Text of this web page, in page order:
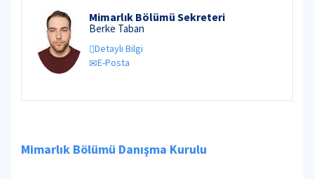
Mimarlık Bölümü Sekreteri
Berke Taban
Detaylı Bilgi
E-Posta
Mimarlık Bölümü Danışma Kurulu